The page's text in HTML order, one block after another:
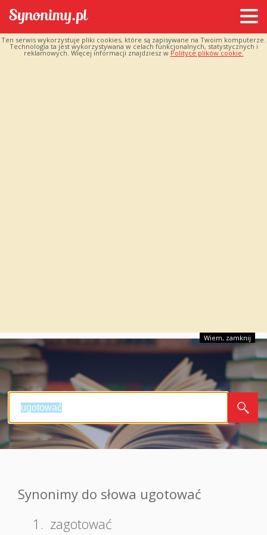
Ten serwis wykorzystuje pliki cookies, które są zapisywane na Twoim komputerze.
Technologia ta jest wykorzystywana w celach funkcjonalnych, statystycznych i
reklamowych. Więcej informacji znajdziesz w Polityce plików cookie.
Wiem, zamknij
Synonimy do słowa ugotować
1. zagotować